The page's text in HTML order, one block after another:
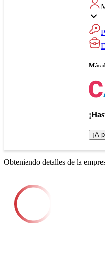
Más
¡A
Obteniendo detalles de la